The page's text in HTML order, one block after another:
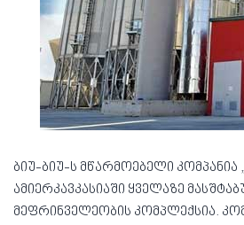
ბიუ-ბიუ-ს მწარმოებელი კომპანია
ამიერკავკასიაში ყველაზე
მეფრინველეობის კომპლექსია.